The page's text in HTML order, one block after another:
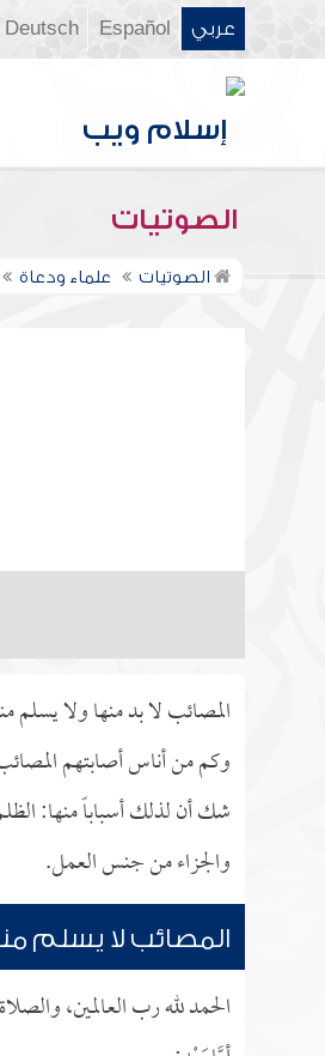
عربي Español
Deutsch
الصوتيات
الصوتيات علماء ودعاة
المصائب لا بد منها ولا
وكم من أناس أصابتهم
شك أن لذلك أسباباً منها:
والجزاء من جنس العمل.
المصائب لا يسلم
الحمد لله رب العالمين،